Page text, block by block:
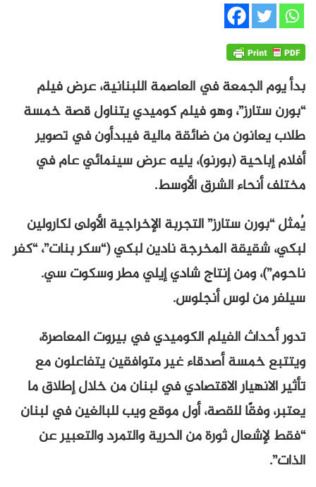
بدأ يوم الجمعة في العاصمة اللبنانية، عرض فيلم
“بورن ستارز”، وهو فيلم كوميدي يتناول قصة خمسة
طلاب يعانون من ضائقة مالية فيبدأون في تصوير
أفلام إباحية (بورنو)، يليه عرض سينمائي عام في
مختلف أنحاء الشرق الأوسط.
يُمثل “بورن ستارز” التجربة الإخراجية الأولى لكارولين
لبكي، شقيقة المخرجة نادين لبكي (“سكر بنات”، “كفر
ناحوم”)، ومن إنتاج شادي إيلي مطر وسكوت سي.
سيلفر من لوس أنجلوس.
تدور أحداث الفيلم الكوميدي في بيروت المعاصرة،
ويتتبع خمسة أصدقاء غير متوافقين يتفاعلون مع
تأثير الانهيار الاقتصادي في لبنان من خلال إطلاق ما
يعتبر، وفقًا للقصة، أول موقع ويب للبالغين في لبنان
“فقط لإشعال ثورة من الحرية والتمرد والتعبير عن
الذات”.